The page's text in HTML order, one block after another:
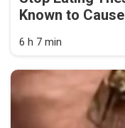
Known to
6 h 7 min